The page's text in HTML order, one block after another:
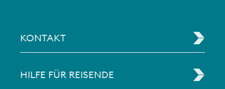
KONTAKT
HILFE FÜR REISENDE